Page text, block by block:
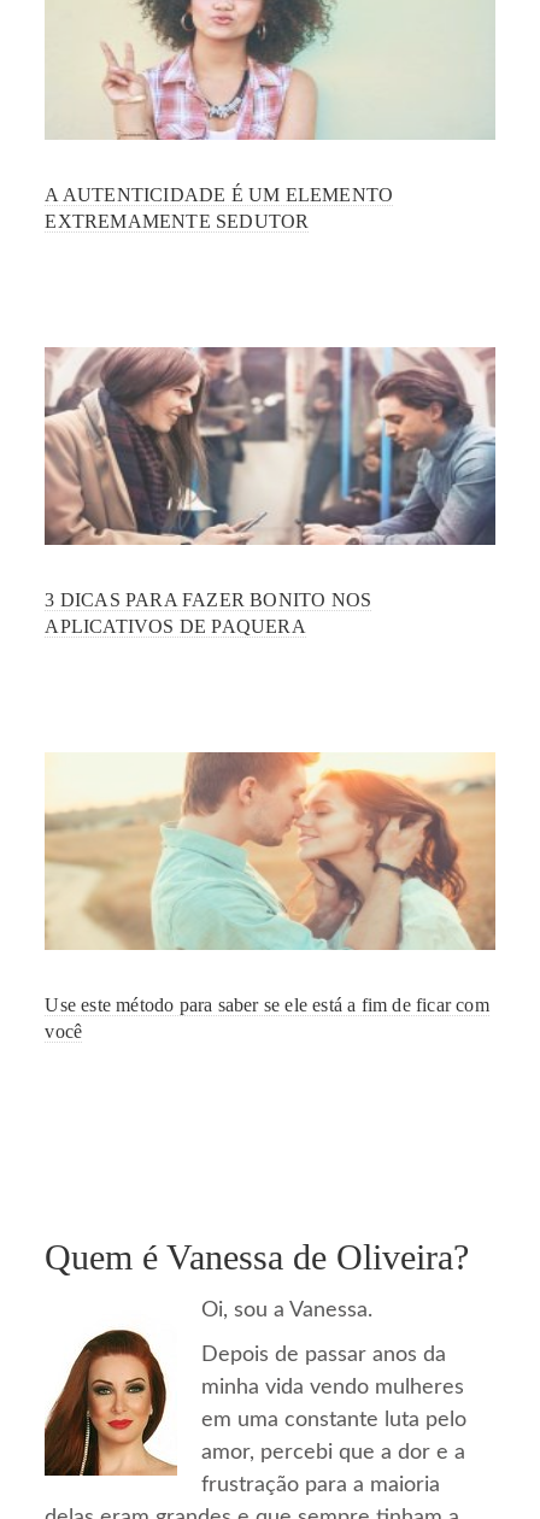
A AUTENTICIDADE É UM ELEMENTO
EXTREMAMENTE SEDUTOR
3 DICAS PARA FAZER BONITO NOS
APLICATIVOS DE PAQUERA
Use este método para saber se ele está a fim de ficar com
você
Quem é Vanessa de Oliveira?
Oi, sou a Vanessa.
Depois de passar anos da
minha vida vendo mulheres
em uma constante luta pelo
amor, percebi que a dor e a
frustração para a maioria